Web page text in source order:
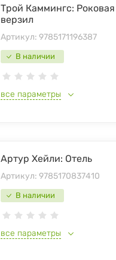
В наличии
Трой Каммингс:
верзил
Артикул: 9785171196387
все параметры
В наличии
Артур Хейли: Отель
Артикул: 9785170837410
все параметры